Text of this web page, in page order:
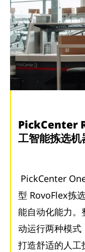
PickCenter
工智能拣选机
PickCenter
型 RovoFlex拣
能自动化能力。
动运行两种模
打造舒适的人工